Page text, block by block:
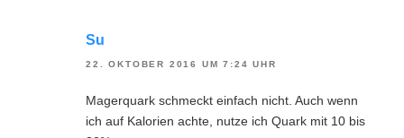
Su
22. OKTOBER 2016 UM 7:24 UHR
Magerquark schmeckt einfach nicht. Auch wenn
ich auf Kalorien achte, nutze ich Quark mit 10 bis